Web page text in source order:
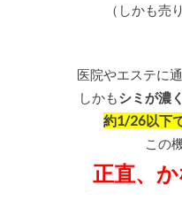
（しかも売
医院やエステに
しかもシミが濃
約1/26以下
この
正直、